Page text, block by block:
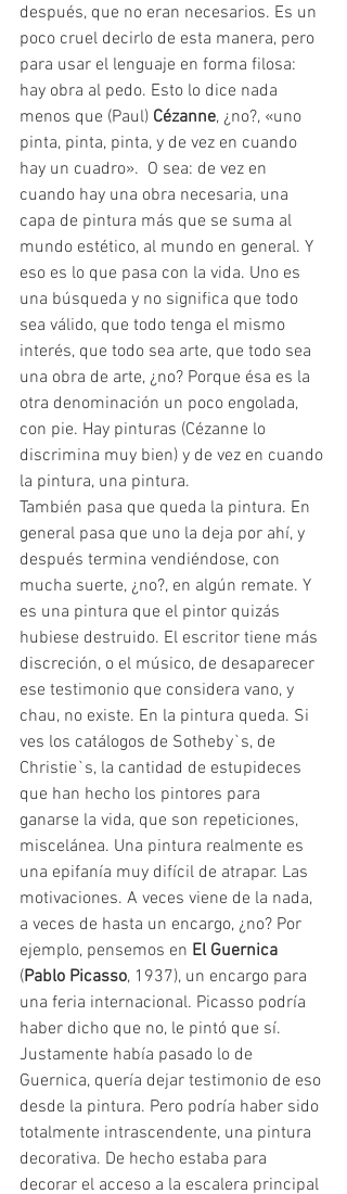
después, que no eran necesarios. Es un
poco cruel decirlo de esta manera, pero
para usar el lenguaje en forma filosa:
hay obra al pedo. Esto lo dice nada
menos que (Paul) Cézanne, ¿no?, «uno
pinta, pinta, pinta, y de vez en cuando
hay un cuadro».  O sea: de vez en
cuando hay una obra necesaria, una
capa de pintura más que se suma al
mundo estético, al mundo en general. Y
eso es lo que pasa con la vida. Uno es
una búsqueda y no significa que todo
sea válido, que todo tenga el mismo
interés, que todo sea arte, que todo sea
una obra de arte, ¿no? Porque ésa es la
otra denominación un poco engolada,
con pie. Hay pinturas (Cézanne lo
discrimina muy bien) y de vez en cuando
la pintura, una pintura.
También pasa que queda la pintura. En
general pasa que uno la deja por ahí, y
después termina vendiéndose, con
mucha suerte, ¿no?, en algún remate. Y
es una pintura que el pintor quizás
hubiese destruido. El escritor tiene más
discreción, o el músico, de desaparecer
ese testimonio que considera vano, y
chau, no existe. En la pintura queda. Si
ves los catálogos de Sotheby`s, de
Christie`s, la cantidad de estupideces
que han hecho los pintores para
ganarse la vida, que son repeticiones,
miscelánea. Una pintura realmente es
una epifanía muy difícil de atrapar. Las
motivaciones. A veces viene de la nada,
a veces de hasta un encargo, ¿no? Por
ejemplo, pensemos en El Guernica
(Pablo Picasso, 1937), un encargo para
una feria internacional. Picasso podría
haber dicho que no, le pintó que sí.
Justamente había pasado lo de
Guernica, quería dejar testimonio de eso
desde la pintura. Pero podría haber sido
totalmente intrascendente, una pintura
decorativa. De hecho estaba para
decorar el acceso a la escalera principal